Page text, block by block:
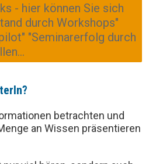
- hier können Sie sich
durch Workshops"
"Seminarerfolg durch
betrachten und
an Wissen präsentieren